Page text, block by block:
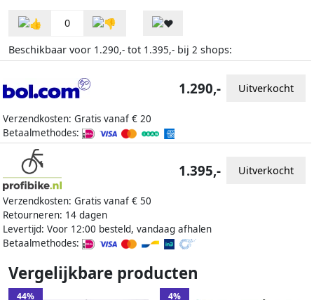
0
Beschikbaar voor 1.290,- tot 1.395,- bij 2 shops:
Verzendkosten: Gratis vanaf € 20
Betaalmethodes:
1.290,- Uitverkocht
Verzendkosten: Gratis vanaf € 50
Retourneren: 14 dagen
Levertijd: Voor 12:00 besteld, vandaag afhalen
Betaalmethodes:
1.395,- Uitverkocht
Vergelijkbare producten
44% 4%